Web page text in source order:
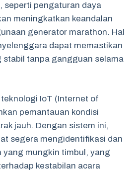
seperti pengaturan daya
meningkatkan keandalan
generator marathon. Hal
dapat memastikan
stabil tanpa gangguan selama
IoT (Internet of
pemantauan kondisi
jauh. Dengan sistem ini,
segera mengidentifikasi dan
yang mungkin timbul, yang
kestabilan acara